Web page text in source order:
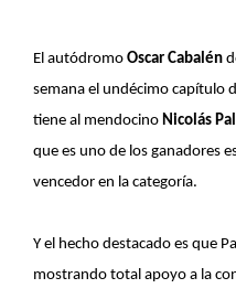
El autódromo Oscar Cabalén
semana el undécimo capítulo
tiene al mendocino Nicolás
que es uno de los ganadores
vencedor en la categoría.
Y el hecho destacado es que
mostrando total apoyo a la